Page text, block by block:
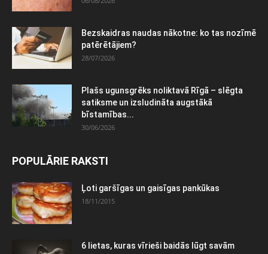
Bezskaidras naudas nākotne: ko tas nozīmē
patērētājiem?
28/07/2026
Plašs ugunsgrēks noliktavā Rīgā – slēgta
satiksme un izsludināta augstākā
bīstamības...
30/06/2026
POPULĀRIE RAKSTI
Ļoti garšīgas un gaisīgas pankūkas
18/11/2015
6 lietas, kuras vīrieši baidās lūgt savām